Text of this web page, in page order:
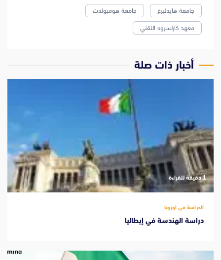
جامعة هايدلبرغ جامعة هومبولدت
معهد كارلسروه التقني
‫أخبار ذات صلة
‫1 دقيقة للقراءة
الدراسة في اوروبا
دراسة الهندسة في إيطاليا